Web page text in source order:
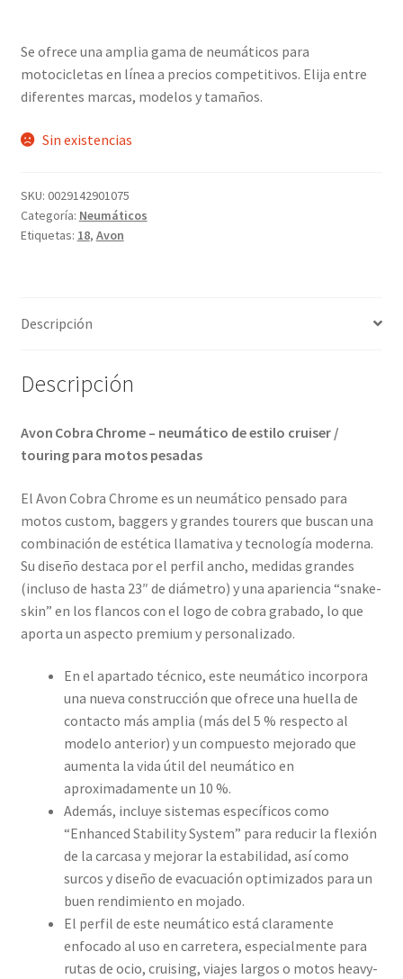
Se ofrece una amplia gama de neumáticos para
motocicletas en línea a precios competitivos. Elija entre
diferentes marcas, modelos y tamaños.
Sin existencias
SKU: 0029142901075
Categoría: Neumáticos
Etiquetas: 18, Avon
Descripción
Descripción
Avon Cobra Chrome – neumático de estilo cruiser /
touring para motos pesadas
El Avon Cobra Chrome es un neumático pensado para
motos custom, baggers y grandes tourers que buscan una
combinación de estética llamativa y tecnología moderna.
Su diseño destaca por el perfil ancho, medidas grandes
(incluso de hasta 23″ de diámetro) y una apariencia “snake-
skin” en los flancos con el logo de cobra grabado, lo que
aporta un aspecto premium y personalizado.
En el apartado técnico, este neumático incorpora
una nueva construcción que ofrece una huella de
contacto más amplia (más del 5 % respecto al
modelo anterior) y un compuesto mejorado que
aumenta la vida útil del neumático en
aproximadamente un 10 %.
Además, incluye sistemas específicos como
“Enhanced Stability System” para reducir la flexión
de la carcasa y mejorar la estabilidad, así como
surcos y diseño de evacuación optimizados para un
buen rendimiento en mojado.
El perfil de este neumático está claramente
enfocado al uso en carretera, especialmente para
rutas de ocio, cruising, viajes largos o motos heavy-